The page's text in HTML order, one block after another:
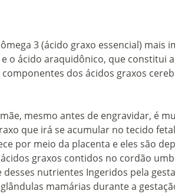
3 (ácido graxo essencial) mais
o ácido araquidônico, que constitui
dos ácidos graxos
mesmo antes de engravidar, é
que irá se acumular no tecido
por meio da placenta e eles são
graxos contidos no cordão
nutrientes Ingeridos pela
mamárias durante a